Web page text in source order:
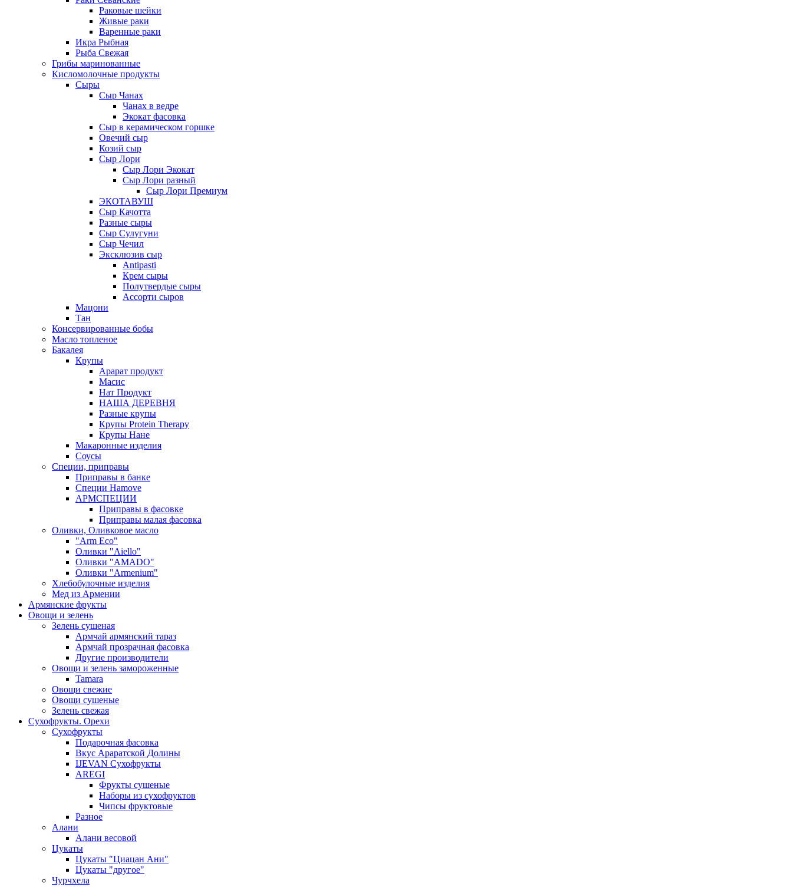
Раковые шейки
Живые раки
Варенные раки
Икра Рыбная
Рыба Свежая
Грибы маринованные
Кисломолочные продукты
Сыры
Сыр Чанах
Чанах в ведре
Экокат фасовка
Сыр в керамическом горшке
Овечий сыр
Козий сыр
Сыр Лори
Сыр Лори Экокат
Сыр Лори разный
Сыр Лори Премиум
ЭКОТАВУШ
Сыр Качотта
Разные сыры
Сыр Сулугуни
Сыр Чечил
Эксклюзив сыр
Antipasti
Крем сыры
Полутвердые сыры
Ассорти сыров
Мацони
Тан
Консервированные бобы
Масло топленое
Бакалея
Крупы
Арарат продукт
Масис
Нат Продукт
НАША ДЕРЕВНЯ
Разные крупы
Крупы Protein Therapy
Крупы Нане
Макаронные изделия
Соусы
Специи, приправы
Приправы в банке
Специи Hamove
АРМСПЕЦИИ
Приправы в фасовке
Приправы малая фасовка
Оливки, Оливковое масло
"Arm Eco"
Оливки "Aiello"
Оливки "AMADO"
Оливки "Armenium"
Хлебобулочные изделия
Мед из Армении
Армянские фрукты
Овощи и зелень
Зелень сушеная
Армчай армянский тараз
Армчай прозрачная фасовка
Другие производители
Овощи и зелень замороженные
Tamara
Овощи свежие
Овощи сушеные
Зелень свежая
Сухофрукты. Орехи
Сухофрукты
Подарочная фасовка
Вкус Араратской Долины
IJEVAN Сухофрукты
AREGI
Фрукты сушеные
Наборы из сухофруктов
Чипсы фруктовые
Разное
Алани
Алани весовой
Цукаты
Цукаты "Циацан Ани"
Цукаты "другое"
Чурчхела